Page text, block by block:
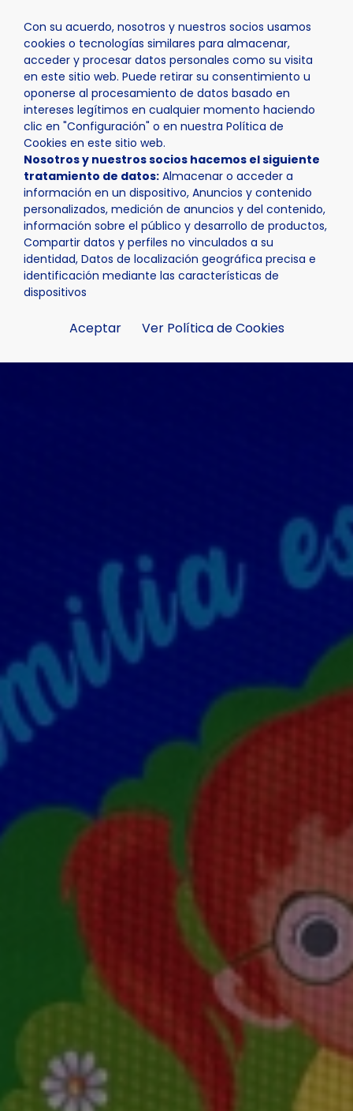
Con su acuerdo, nosotros y nuestros socios usamos
cookies o tecnologías similares para almacenar,
acceder y procesar datos personales como su visita
en este sitio web. Puede retirar su consentimiento u
oponerse al procesamiento de datos basado en
intereses legítimos en cualquier momento haciendo
clic en "Configuración" o en nuestra Política de
Cookies en este sitio web.
Nosotros y nuestros socios hacemos el siguiente
tratamiento de datos: Almacenar o acceder a
información en un dispositivo, Anuncios y contenido
personalizados, medición de anuncios y del contenido,
información sobre el público y desarrollo de productos,
Compartir datos y perfiles no vinculados a su
identidad, Datos de localización geográfica precisa e
identificación mediante las características de
dispositivos
Aceptar Ver Política de Cookies
Inicio Actualidad Noticias Noticia - La Nucía